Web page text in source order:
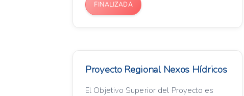
FINALIZADA
Proyecto Regional Nexos Hídricos
El Objetivo Superior del Proyecto es